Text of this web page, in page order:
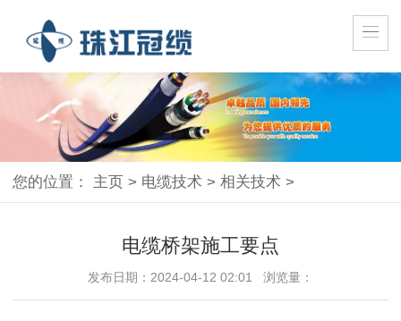
您的位置： 主页 > 电缆技术 > 相关技术 >
电缆桥架施工要点
发布日期：2024-04-12 02:01 浏览量：